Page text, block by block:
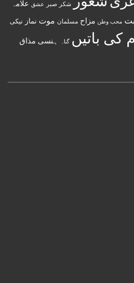
شکر صبر عشق علامہ
محب وطن مزاح مسلمان موت نماز نیکی
کی باتیں گناہ ہنسی مذاق